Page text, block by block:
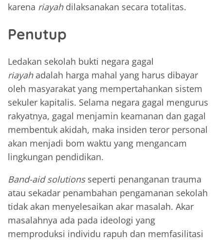
karena riayahdilaksanakan secara totalitas.
Penutup
Ledakan sekolah bukti negara gagal
riayahadalah harga mahal yang harus dibayar
oleh masyarakat yang mempertahankan sistem
sekuler kapitalis. Selama negara gagal mengurus
rakyatnya, gagal menjamin keamanan dan gagal
membentuk akidah, maka insiden teror personal
akan menjadi bom waktu yang mengancam
lingkungan pendidikan.
Band-aid solutionsseperti penanganan trauma
atau sekadar penambahan pengamanan sekolah
tidak akan menyelesaikan akar masalah. Akar
masalahnya ada pada ideologi yang
memproduksi individu rapuh dan memfasilitasi